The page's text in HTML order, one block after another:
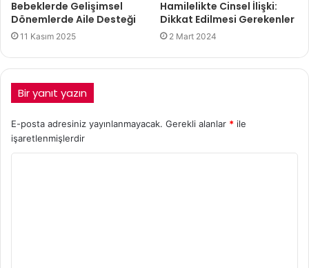
Bebeklerde Gelişimsel
Dönemlerde Aile Desteği
11 Kasım 2025
Hamilelikte Cinsel İlişki:
Dikkat Edilmesi Gerekenler
2 Mart 2024
Bir yanıt yazın
E-posta adresiniz yayınlanmayacak. Gerekli alanlar * ile
işaretlenmişlerdir